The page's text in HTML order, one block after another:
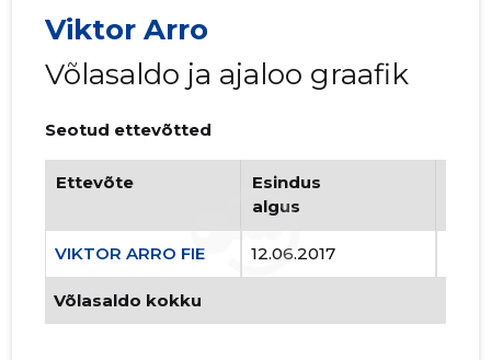
Viktor Arro
Võlasaldo ja ajaloo graafik
Seotud ettevõtted
Ettevõte
Esindus
algus
VIKTOR ARRO FIE 12.06.2017
Võlasaldo kokku